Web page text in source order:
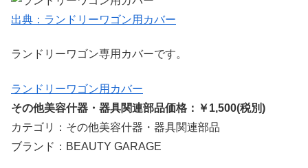
出典：ランドリーワゴン用カバー
ランドリーワゴン専用カバーです。
ランドリーワゴン用カバー
その他美容什器・器具関連部品価格：￥1,500(税別)
カテゴリ：その他美容什器・器具関連部品
ブランド：BEAUTY GARAGE